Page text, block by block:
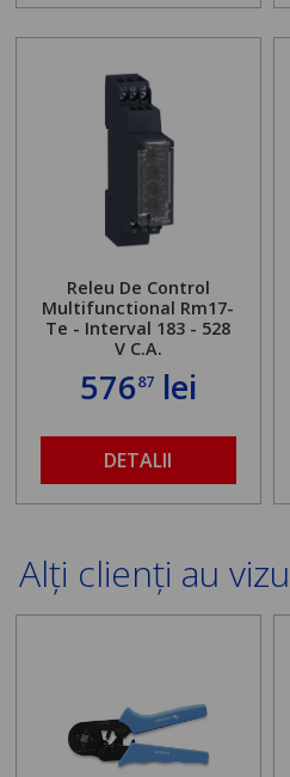
Releu De Control
Multifunctional Rm17-
Te - Interval 183 - 528
V C.A.
57687lei
DETALII
Alți clienți au